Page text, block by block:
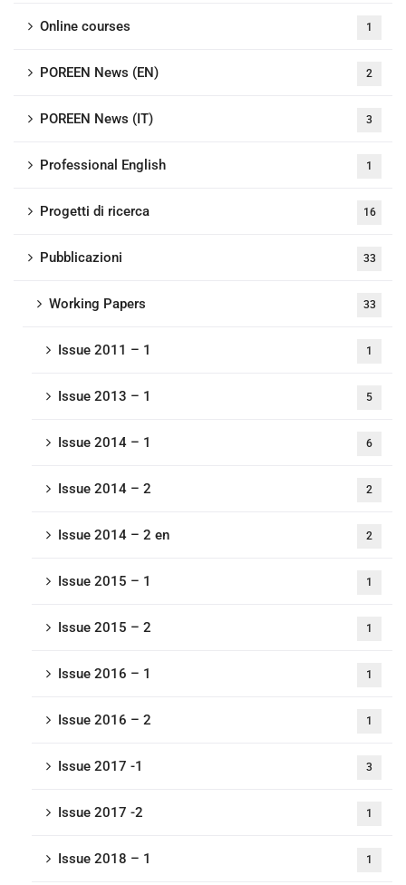
Online courses 1
POREEN News (EN) 2
POREEN News (IT) 3
Professional English 1
Progetti di ricerca 16
Pubblicazioni 33
Working Papers 33
Issue 2011 – 1 1
Issue 2013 – 1 5
Issue 2014 – 1 6
Issue 2014 – 2 2
Issue 2014 – 2 en 2
Issue 2015 – 1 1
Issue 2015 – 2 1
Issue 2016 – 1 1
Issue 2016 – 2 1
Issue 2017 -1 3
Issue 2017 -2 1
Issue 2018 – 1 1